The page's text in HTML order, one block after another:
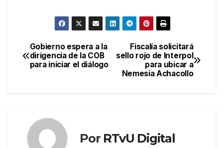
Navegación
de
Fiscalía solicitará
sello rojo de Interpol
para ubicar a
Nemesia Achacollo
Gobierno espera a la
dirigencia de la COB
para iniciar el diálogo
Por RTvU Digital